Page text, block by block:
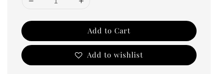
Add to Cart
Add to wishlist